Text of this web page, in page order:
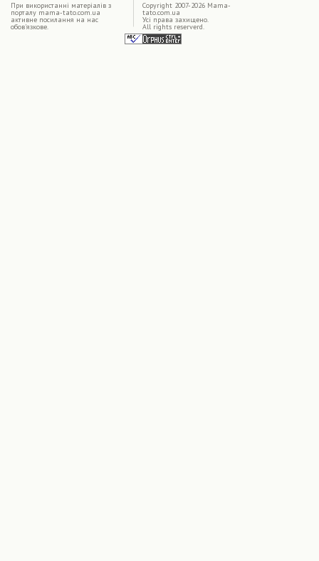
При використаннi матерiалiв з
порталу mama-tato.com.ua
активне посилання на нас
обов'язкове.
Copyright 2007-2026 Mama-
tato.com.ua
Усі права захищено.
All rights reserverd.